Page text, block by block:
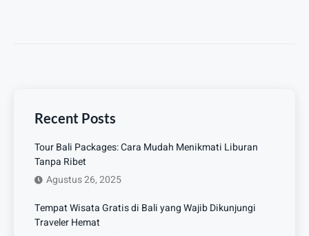
Recent Posts
Tour Bali Packages: Cara Mudah Menikmati Liburan
Tanpa Ribet
Agustus 26, 2025
Tempat Wisata Gratis di Bali yang Wajib Dikunjungi
Traveler Hemat